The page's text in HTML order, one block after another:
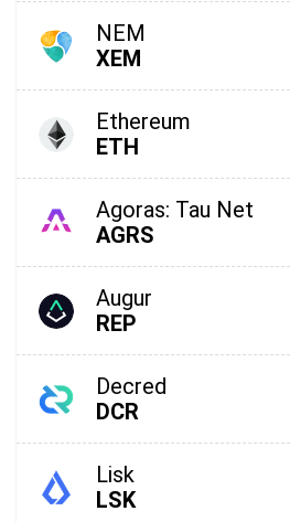
NEM
XEM
Ethereum
ETH
Agoras: Tau Net
AGRS
Augur
REP
Decred
DCR
Lisk
LSK